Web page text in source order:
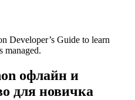
Developer’s Guide to learn
managed.
офлайн и
для новичка